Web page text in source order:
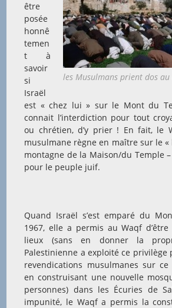
les Musulmans prient dos au
être
posée
honnê
temen
t à
savoir
si
Israël
est « chez lui » sur le Mont du
connait l’interdiction pour tout
ou chrétien, d’y prier ! En fait, le
musulmane règne en maître sur le «
montagne de la Maison/du Temple
pour le peuple juif.
Quand Israël s’est emparé du
1967, elle a permis au Waqf
lieux (sans en donner la
Palestinienne a exploité ce privilège
revendications musulmanes sur
en construisant une nouvelle
personnes) dans les Écuries de
impunité, le Waqf a permis la